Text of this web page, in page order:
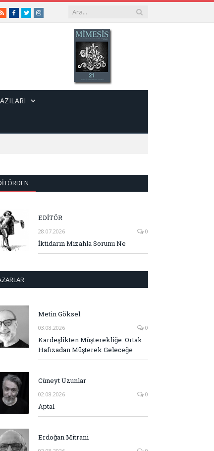
RSSFacebook
TwitterInstagram
EDİTÖR
28.07.2026 0
İktidarın Mizahla Sorunu Ne
Metin Göksel
03.08.2026 0
Kardeşlikten Müşterekliğe: Ortak
Hafızadan Müşterek Geleceğe
Cüneyt Uzunlar
02.08.2026 0
Aptal
Erdoğan Mitrani